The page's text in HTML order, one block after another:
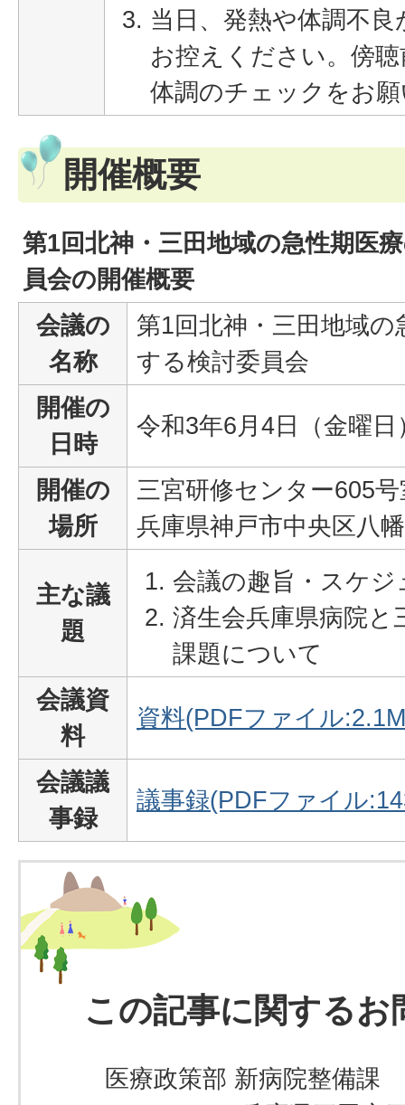
当日、発熱や体調不
お控えください。傍
体調のチェックをお
開催概要
第1回北神・三田地域の急性期医
員会の開催概要
会議の
名称
第1回北神・三田地域
する検討委員会
開催の
日時
令和3年6月4日（金曜日
開催の
場所
三宮研修センター605号
兵庫県神戸市中央区八
主な議
題
会議の趣旨・スケ
済生会兵庫県病院と
課題について
会議資
料
資料(PDFファイル
会議議
事録
議事録(PDFファイル
この記事に関するお
医療政策部 新病院整備課